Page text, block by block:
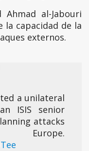
al-Jabouri
capacidad de la
externos.
a unilateral
ISIS senior
attacks